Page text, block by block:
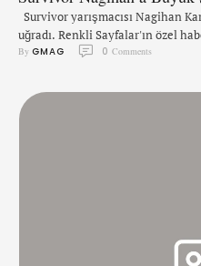
Survivor yarışmacısı Nagihan
uğradı. Renkli Sayfalar'ın özel
Nagihan Karadere'nin eşi Uğur
fotoğraflarla şantaj yaptı.
karar verdiğini ve verdiği
By GMAG 0 Comments